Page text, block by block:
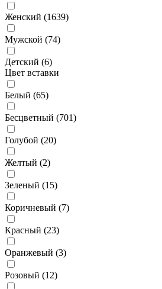
Женский (1639)
Мужской (74)
Детский (6)
Цвет вставки
Белый (65)
Бесцветный (701)
Голубой (20)
Желтый (2)
Зеленый (15)
Коричневый (7)
Красный (23)
Оранжевый (3)
Розовый (12)